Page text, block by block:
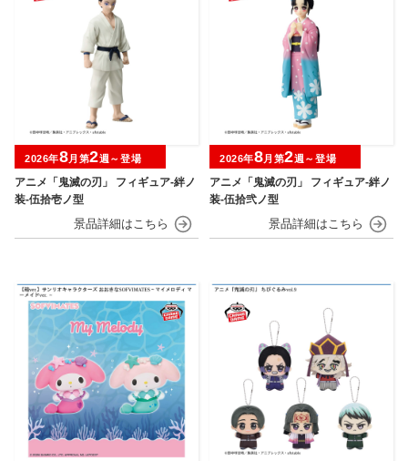
アニメ「鬼滅の刃」 フィギュア-絆ノ
装-伍拾壱ノ型
2026年8月第2週～登場
アニメ「鬼滅の刃」 フィギュア-絆ノ
装-伍拾弐ノ型
2026年8月第2週～登場